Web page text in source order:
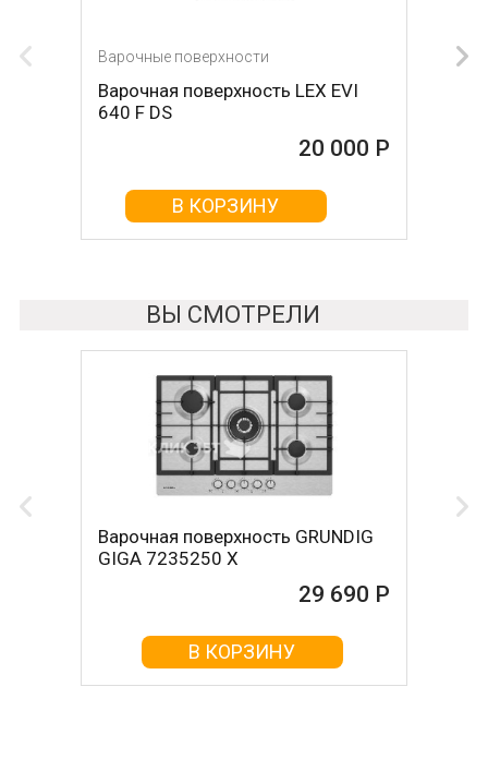
Варочные поверхности
Варочная поверхность LEX EVI
640 F DS
20 000 Р
В КОРЗИНУ
Варочные поверхности
Газовая панель Gorenje GTW 641
SYB
20 000 Р
В КОРЗИНУ
ВЫ СМОТРЕЛИ
Варочная поверхность GRUNDIG
GIGA 7235250 X
29 690 Р
В КОРЗИНУ